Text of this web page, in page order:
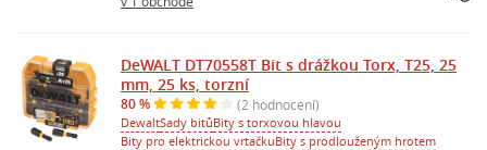
DeWALT DT70558T Bit s drážkou Torx, T25, 25
mm, 25 ks, torzní
80 % (2 hodnocení)
DewaltSady bitůBity s torxovou hlavou
Bity pro elektrickou vrtačkuBity s prodlouženým hrotem